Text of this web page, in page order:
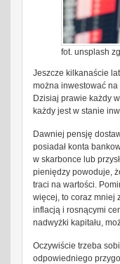
fot. unsplash
Jeszcze kilkanaście
można inwestować
Dzisiaj prawie każdy
każdy jest w stanie
Dawniej pensję
posiadał konta
w skarbonce lub
pieniędzy powoduje,
traci na wartości.
więcej, to coraz mniej
inflacją i rosnącymi
nadwyżki kapitału,
Oczywiście trzeba
odpowiedniego